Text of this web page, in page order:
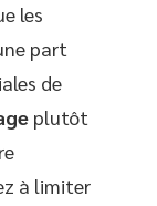
les
part
de
plutôt
à limiter